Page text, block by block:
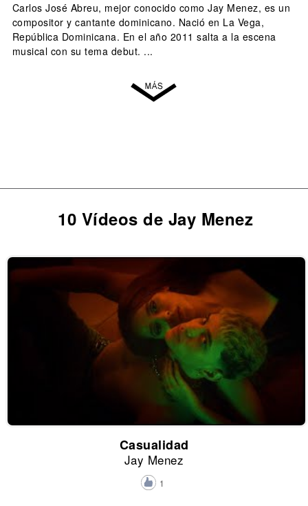
Carlos José Abreu, mejor conocido como Jay Menez, es un
compositor y cantante dominicano. Nació en La Vega,
República Dominicana. En el año 2011 salta a la escena
musical con su tema debut. ...
10 Vídeos de Jay Menez
Casualidad
Jay Menez
1